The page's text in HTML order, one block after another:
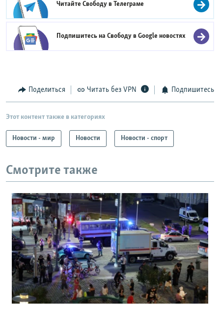
Читайте Свободу вТелеграме
Подпишитесь на Свободу вGoogle новостях
Поделиться Читать без VPN Подпишитесь
Этот контент также в категориях
Новости - мир Новости Новости - спорт
Смотрите также